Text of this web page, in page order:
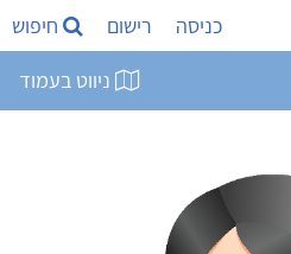
כניסה רישום חיפוש
ניווט בעמוד